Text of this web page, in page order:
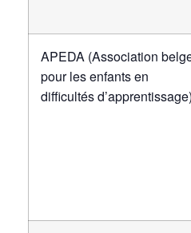
APEDA (Association
pour les enfants en
difficultés d’apprentissage)